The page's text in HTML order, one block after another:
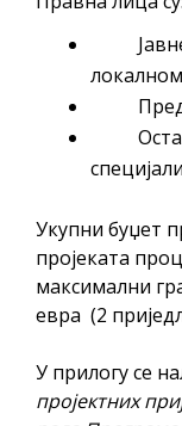
Јавне
Остали
Укупни буџет
пројеката
максимални
евра (2
У прилогу се
пројектних